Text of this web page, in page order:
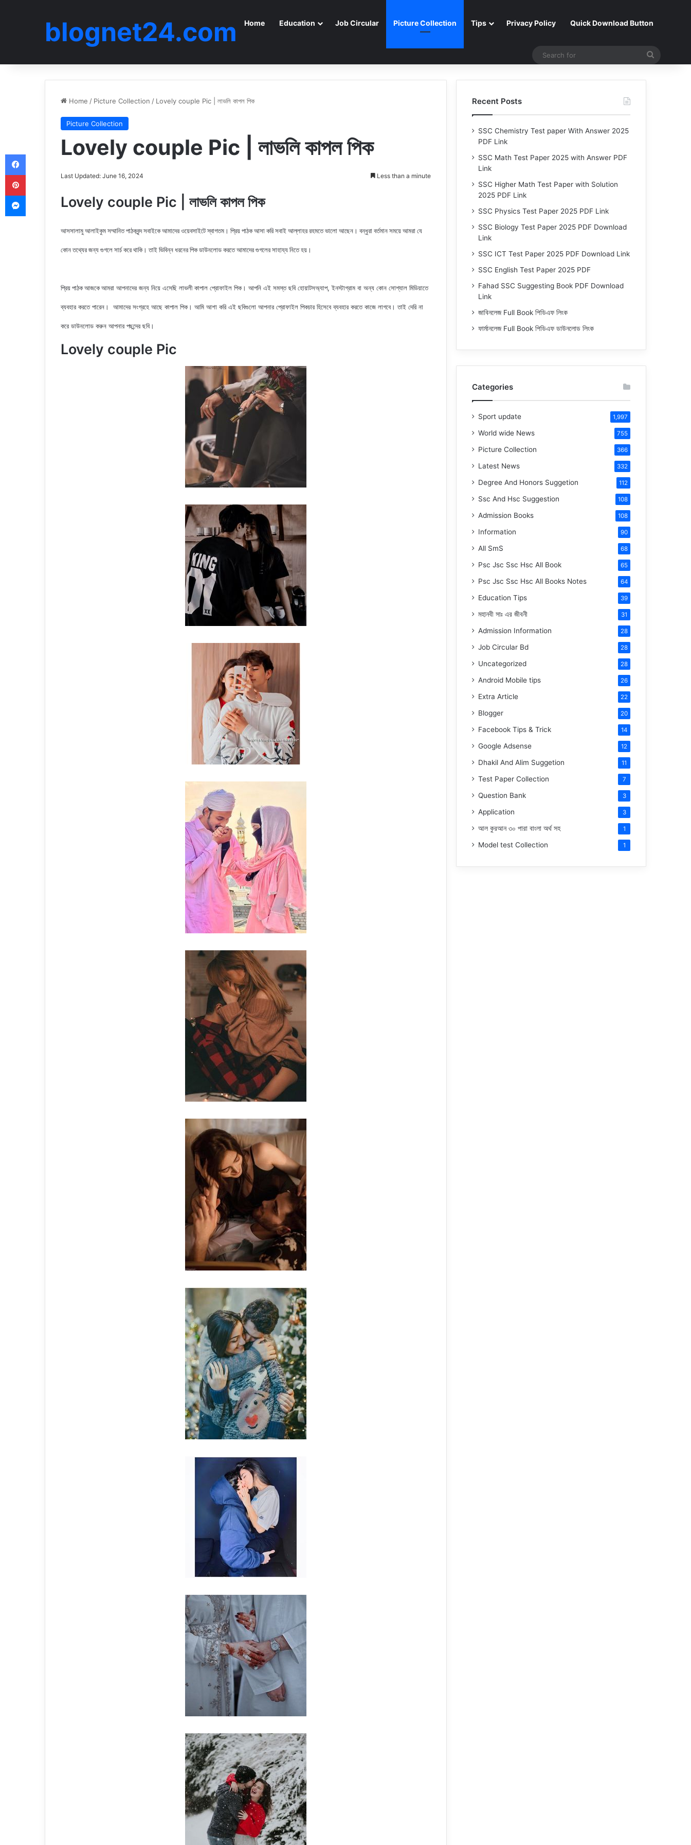
blognet24.com Home Education Job Circular Picture Collection Tips Privacy Policy Quick Download Button
Home / Picture Collection / Lovely couple Pic | লাভলি কাপল পিক
Picture Collection
Lovely couple Pic | লাভলি কাপল পিক
Last Updated: June 16, 2024 Less than a minute
Lovely couple Pic | লাভলি কাপল পিক
আসসালামু আলাইকুম সম্মানিত পাঠকবৃন্দ সবাইকে আমাদের ওয়েবসাইটে স্বাগতম। প্রিয় পাঠক আসা করি সবাই আল্লাহর রহমতে ভালো আছেন। বন্ধুরা বর্তমান সময়ে আমরা যে
কোন তথ্যের জন্য গুগলে সার্চ করে থাকি। তাই ভিবিন্ন ধরনের পিক ডাউনলোড করতে আমাদের গুগলের সাহায্য নিতে হয়।
প্রিয় পাঠক আজকেআমরা আপনাদের জন্য নিয়ে এসেছি লাভলী কাপাল প্রোফাইল পিক। আপনি এই সমস্ত ছবি হোয়াটসঅ্যাপ, ইনস্টাগ্রাম বা অন্য কোন সোশ্যাল মিডিয়াতে
ব্যবহার করতে পারেন। আমাদের সংগ্রহে আছে কাপাল পিক। আমি আশা করি এই ছবিগুলো আপনার প্রোফাইল পিকচার হিসেবে ব্যবহার করতে কাজে লাগবে। তাই দেরি না
করে ডাউনলোড করুন আপনার পছন্দের ছবি।
Lovely couple Pic
Recent Posts
SSC Chemistry Test paper With Answer 2025
PDF Link
SSC Math Test Paper 2025 with Answer PDF
Link
SSC Higher Math Test Paper with Solution
2025 PDF Link
SSC Physics Test Paper 2025 PDF Link
SSC Biology Test Paper 2025 PDF Download
Link
SSC ICT Test Paper 2025 PDF Download Link
SSC English Test Paper 2025 PDF
Fahad SSC Suggesting Book PDF Download
Link
জাবিনলেজ Full Book পিডিএফ লিংক
ফার্মানলেজ Full Book পিডিএফ ডাউনলোড লিংক
Categories
Sport update 1,997
World wide News 755
Picture Collection 366
Latest News 332
Degree And Honors Suggetion 112
Ssc And Hsc Suggestion 108
Admission Books 108
Information 90
All SmS 68
Psc Jsc Ssc Hsc All Book 65
Psc Jsc Ssc Hsc All Books Notes 64
Education Tips 39
মহানবীসাঃ এর জীবনী 31
Admission Information 28
Job Circular Bd 28
Uncategorized 28
Android Mobile tips 26
Extra Article 22
Blogger 20
Facebook Tips & Trick 14
Google Adsense 12
Dhakil And Alim Suggetion 11
Test Paper Collection 7
Question Bank 3
Application 3
আল কুরআন ৩০ পারা বাংলা অর্থ সহ 1
Model test Collection 1
Facebook
Pinterest
Messenger